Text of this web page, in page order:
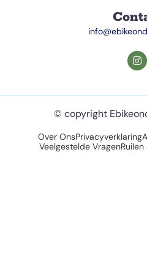
© copyright
Over OnsPrivacyverklaring
Veelgestelde Vragen